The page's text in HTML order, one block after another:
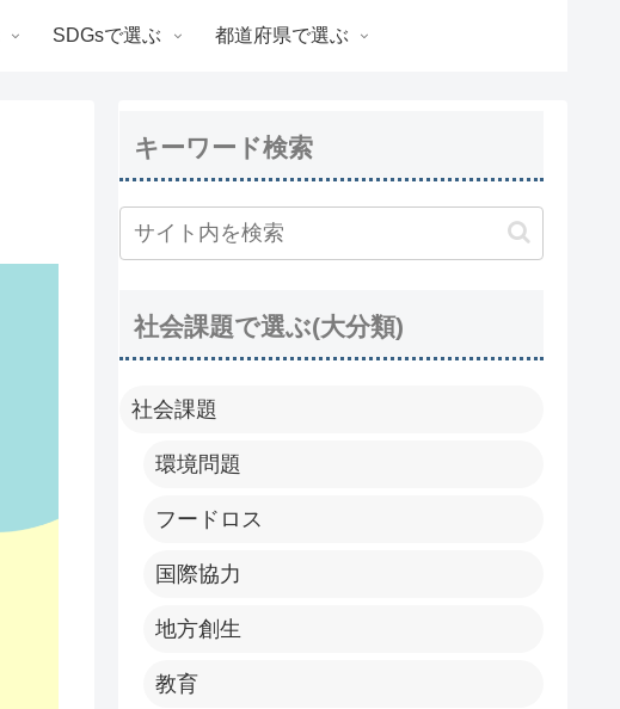
SDGsで選ぶ 都道府県で選ぶ
キーワード検索
社会課題で選ぶ(大分類)
社会課題
環境問題
フードロス
国際協力
地方創生
教育